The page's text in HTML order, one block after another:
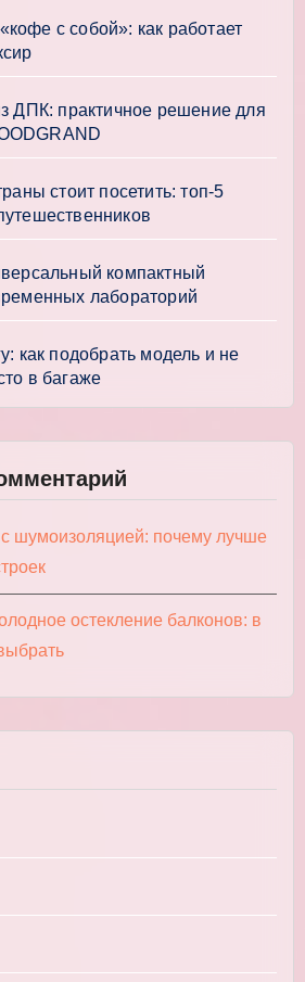
с собой»: как работает
ДПК: практичное решение для
стоит посетить: топ-5
компактный
лабораторий
как подобрать модель и не
в багаже
шумоизоляцией: почему лучше
остекление балконов: в